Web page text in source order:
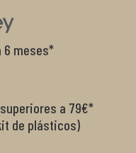
6 meses*
a 79€*
de plásticos)